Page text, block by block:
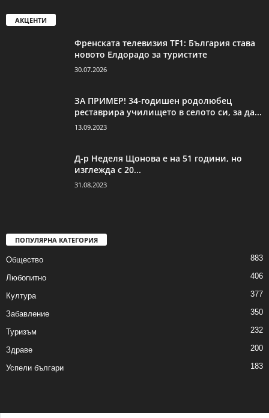
АКЦЕНТИ
Френската телевизия TF1: България става
новото Елдорадо за туристите
30.07.2026
ЗА ПРИМЕР! 34-годишен родолюбец
реставрира училището в селото си, за да...
13.09.2023
Д-р Неделя Щонова е на 51 години, но
изглежда с 20...
31.08.2023
ПОПУЛЯРНА КАТЕГОРИЯ
Общество 883
Любопитно 406
Култура 377
Забавление 350
Туризъм 232
Здраве 200
Успели българи 183